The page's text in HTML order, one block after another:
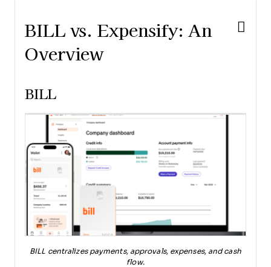
BILL vs. Expensify: An
Overview
BILL
BILL centralizes payments, approvals, expenses, and cash
flow.